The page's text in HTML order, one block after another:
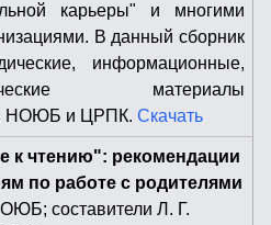
карьеры" и многими
В данный сборник
информационные,
материалы
НОЮБ и ЦРПК. Скачать
к чтению": рекомендации
по работе с родителями
составители Л. Г.